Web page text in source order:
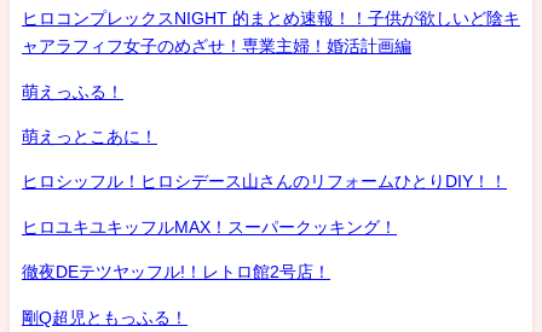
ヒロコンプレックスNIGHT 的まとめ速報！！子供が欲しいど陰キ
ャアラフィフ女子のめざせ！専業主婦！婚活計画編
萌えっふる！
萌えっとこあに！
ヒロシッフル！ヒロシデース山さんのリフォームひとりDIY！！
ヒロユキユキッフルMAX！スーパークッキング！
徹夜DEテツヤッフル!！レトロ館2号店！
剛Q超児ともっふる！